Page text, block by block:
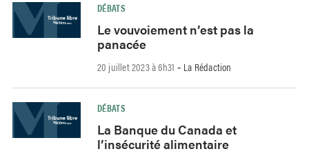
DÉBATS
Le vouvoiement n’est pas la
panacée
20 juillet 2023 à 6h31 - La Rédaction
DÉBATS
La Banque du Canada et
l’insécurité alimentaire